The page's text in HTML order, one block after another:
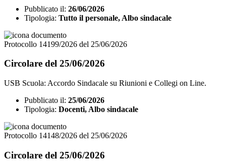
Pubblicato il: 26/06/2026
Tipologia: Tutto il personale, Albo sindacale
Protocollo 14199/2026 del 25/06/2026
Circolare del 25/06/2026
USB Scuola: Accordo Sindacale su Riunioni e Collegi on Line.
Pubblicato il: 25/06/2026
Tipologia: Docenti, Albo sindacale
Protocollo 14148/2026 del 25/06/2026
Circolare del 25/06/2026